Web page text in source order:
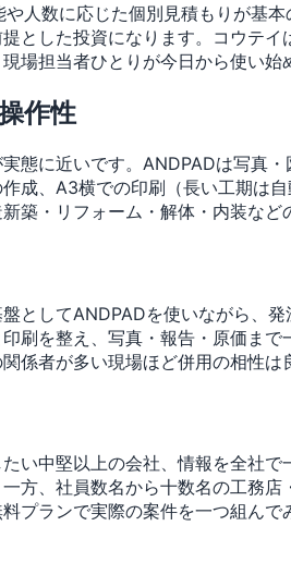
人数に応じた個別見積もりが基
とした投資になります。コウテ
担当者ひとりが今日から使い始
作性
態に近いです。ANDPADは写真
成、A3横での印刷（長い工期は
築・リフォーム・解体・内装な
としてANDPADを使いながら、
刷を整え、写真・報告・原価ま
係者が多い現場ほど併用の相性は
い中堅以上の会社、情報を全社
方、社員数名から十数名の工務
ランで実際の案件を一つ組んで